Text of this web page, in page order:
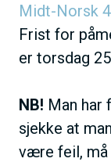
Midt-Norsk
Frist for
er torsdag
NB! Man har
sjekke at
være feil, må